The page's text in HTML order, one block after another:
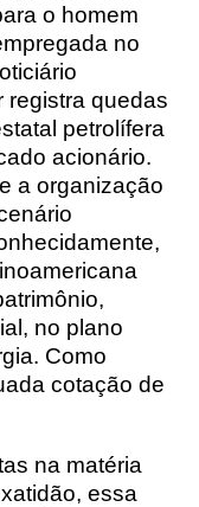
o homem
no
registra quedas
petrolífera
acionário.
a organização
no plano
Como
cotação de
na matéria
essa